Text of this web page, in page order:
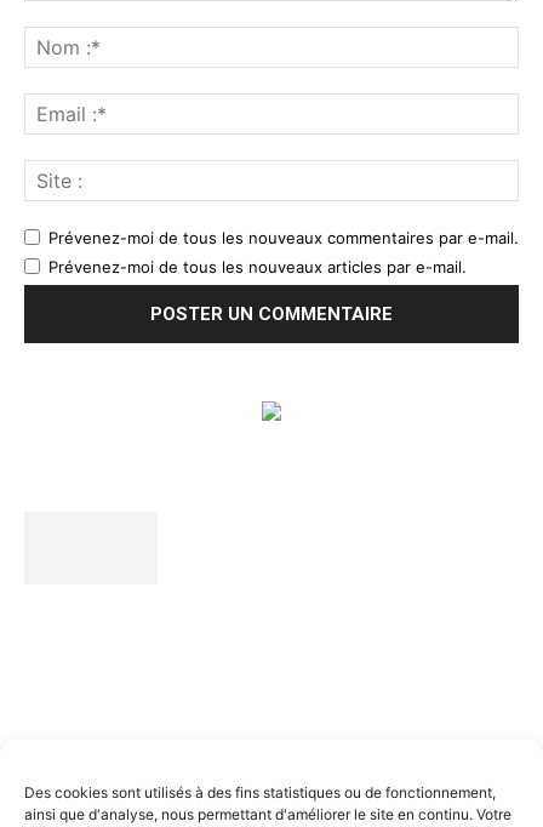
Des cookies sont utilisés à des fins statistiques ou de fonctionnement,
ainsi que d'analyse, nous permettant d'améliorer le site en continu. Votre
Prévenez-moi de tous les nouveaux commentaires par e-mail.
Prévenez-moi de tous les nouveaux articles par e-mail.